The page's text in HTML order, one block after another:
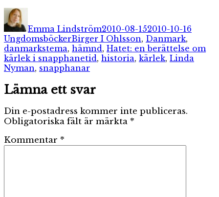
Emma Lindström2010-08-152010-10-16
UngdomsböckerEtiketter
Birger I Ohlsson, Danmark,
danmarkstema, hämnd, Hatet: en berättelse om
kärlek i snapphanetid, historia, kärlek, Linda
Nyman, snapphanar
Lämna ett svar
Din e-postadress kommer inte publiceras.
Obligatoriska fält är märkta *
Kommentar *